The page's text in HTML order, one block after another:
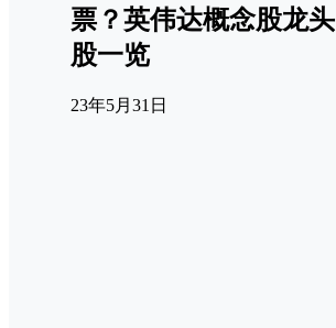
票？英伟达概念股龙头
股一览
23年5月31日